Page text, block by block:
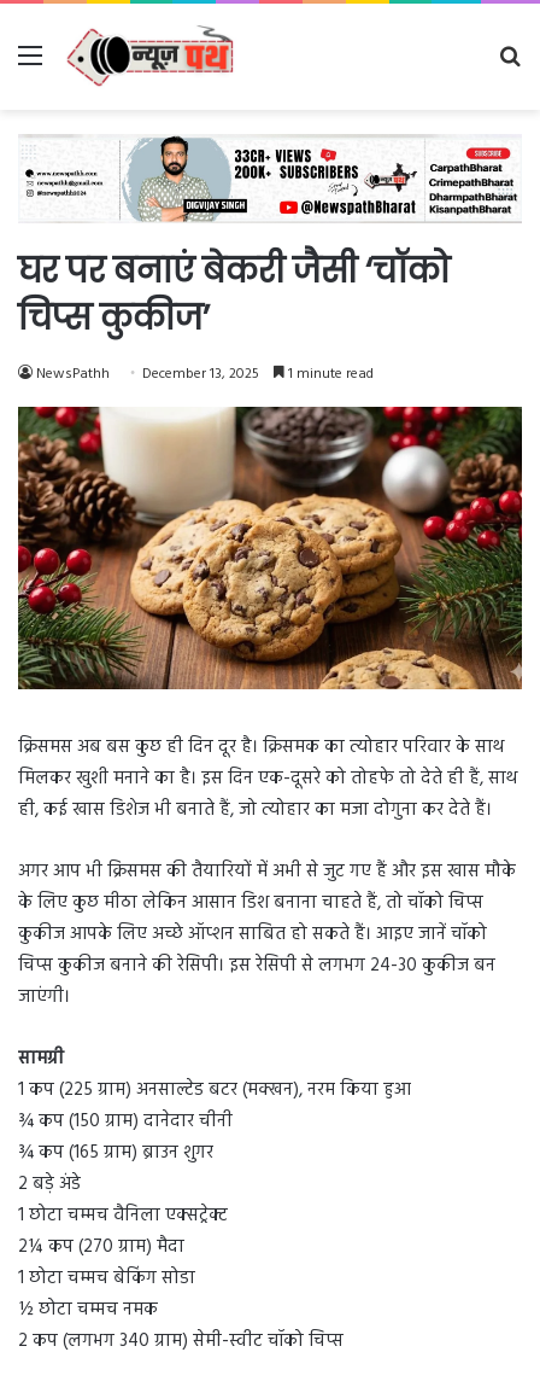
Menu
घर पर बनाएं बेकरी जैसी ‘चॉको
चिप्स कुकीज’
NewsPathh December 13, 2025 1 minute read
क्रिसमस अब बस कुछ ही दिन दूर है। क्रिसमक का त्योहार परिवार के साथ
मिलकर खुशी मनाने का है। इस दिन एक-दूसरे को तोहफे तो देते ही हैं, साथ
ही, कई खास डिशेज भी बनाते हैं, जो त्योहार का मजा दोगुना कर देते हैं।
अगर आप भी क्रिसमस की तैयारियों में अभी से जुट गए हैं और इस खास मौके
के लिए कुछ मीठा लेकिन आसान डिश बनाना चाहते हैं, तो चॉको चिप्स
कुकीज आपके लिए अच्छे ऑप्शन साबित हो सकते हैं। आइए जानें चॉको
चिप्स कुकीज बनाने की रेसिपी। इस रेसिपी से लगभग 24-30 कुकीज बन
जाएंगी।
सामग्री
1 कप (225 ग्राम) अनसाल्टेड बटर (मक्खन), नरम किया हुआ
¾ कप (150 ग्राम) दानेदार चीनी
¾ कप (165 ग्राम) ब्राउन शुगर
2 बड़े अंडे
1 छोटा चम्मच वैनिला एक्सट्रेक्ट
2¼ कप (270 ग्राम) मैदा
1 छोटा चम्मच बेकिंग सोडा
½ छोटा चम्मच नमक
2 कप (लगभग 340 ग्राम) सेमी-स्वीट चॉको चिप्स